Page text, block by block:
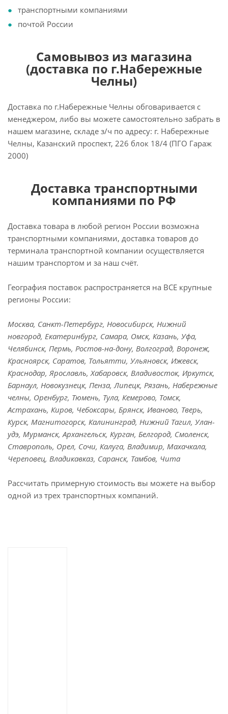
транспортными компаниями
почтой России
Самовывоз из магазина
(доставка по г.Набережные
Челны)
Доставка по г.Набережные Челны обговаривается с
менеджером, либо вы можете самостоятельно забрать в
нашем магазине, складе з/ч по адресу: г. Набережные
Челны, Казанский проспект, 226 блок 18/4 (ПГО Гараж
2000)
Доставка транспортными
компаниями по РФ
Доставка товара в любой регион России возможна
транспортными компаниями, доставка товаров до
терминала транспортной компании осуществляется
нашим транспортом и за наш счёт.
География поставок распространяется на ВСЕ крупные
регионы России:
Москва, Санкт-Петербург, Новосибирск, Нижний
новгород, Екатеринбург, Самара, Омск, Казань, Уфа,
Челябинск, Пермь, Ростов-на-дону, Волгоград, Воронеж,
Красноярск, Саратов, Тольятти, Ульяновск, Ижевск,
Краснодар, Ярославль, Хабаровск, Владивосток, Иркутск,
Барнаул, Новокузнецк, Пенза, Липецк, Рязань, Набережные
челны, Оренбург, Тюмень, Тула, Кемерово, Томск,
Астрахань, Киров, Чебоксары, Брянск, Иваново, Тверь,
Курск, Магнитогорск, Калининград, Нижний Тагил, Улан-
удэ, Мурманск, Архангельск, Курган, Белгород, Смоленск,
Ставрополь, Орел, Сочи, Калуга, Владимир, Махачкала,
Череповец, Владикавказ, Саранск, Тамбов, Чита
Рассчитать примерную стоимость вы можете на выбор
одной из трех транспортных компаний.